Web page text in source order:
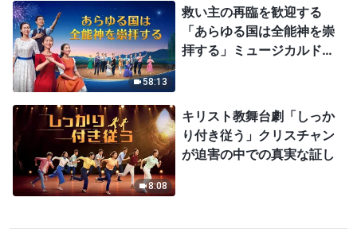
58:13
救い主の再臨を歓迎する
「あらゆる国は全能神を崇
拝する」ミュージカルドラ
8:08
キリスト教舞台劇「しっか
り付き従う」クリスチャン
が迫害の中での真実な証し